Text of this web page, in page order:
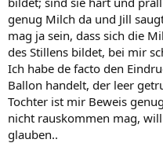
genug Milch da und Jill
mag ja sein, dass sich die
des Stillens bildet, bei mir
Ich habe de facto den
Ballon handelt, der leer
Tochter ist mir Beweis
nicht rauskommen mag,
glauben..